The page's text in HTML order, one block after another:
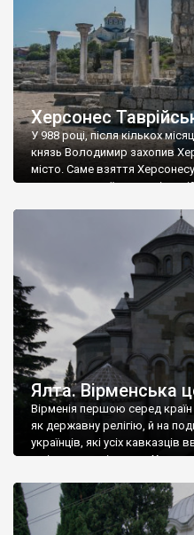
Херсонес
У 988 році, після кількох
князь Володимир захопив
місто. Саме взяття
диктувати свої умови
Херсонесі Володимир-
А потім було Хрещення Русі.
Ялта. Вірменська
Вірменія першою серед
як державну релігію, й на
українців, які усіх
є відданими вірянами Христа